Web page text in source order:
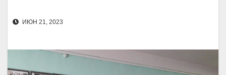
ИЮН 21, 2023